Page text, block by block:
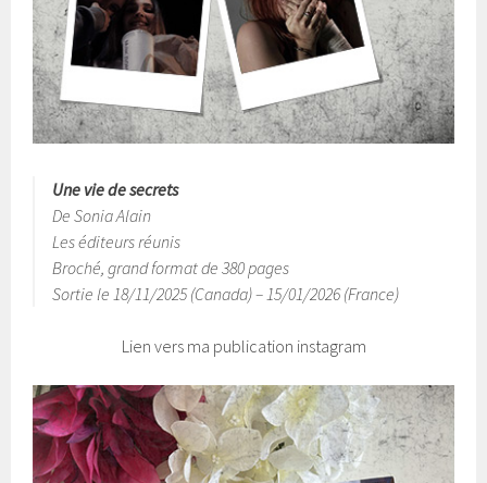
Une vie de secrets
De Sonia Alain
Les éditeurs réunis
Broché, grand format de 380 pages
Sortie le 18/11/2025 (Canada) – 15/01/2026 (France)
Lien vers ma publication instagram